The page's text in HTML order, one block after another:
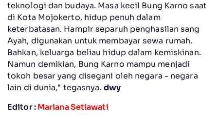
teknologi dan budaya. Masa kecil Bung Karno saat
di Kota Mojokerto, hidup penuh dalam
keterbatasan. Hampir separuh penghasilan sang
Ayah, digunakan untuk membayar sewa rumah.
Bahkan, keluarga beliau hidup dalam kemiskinan.
Namun demikian, Bung Karno mampu menjadi
tokoh besar yang disegani oleh negara - negara
lain di dunia," tegasnya. dwy
Editor :Mariana Setiawati